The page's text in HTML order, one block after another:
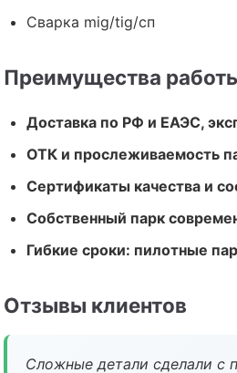
Сварка mig/tig/сп
Преимущества
Доставка по РФ и ЕАЭС,
ОТК и прослеживаемость
Сертификаты качества и
Собственный парк
Гибкие сроки: пилотные
Отзывы клиентов
Сложные детали сделали с